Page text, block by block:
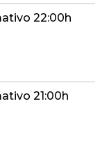
22:00h
21:00h